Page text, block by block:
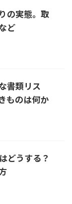
の実態。取
ど
書類リス
ものは何か
どうする？